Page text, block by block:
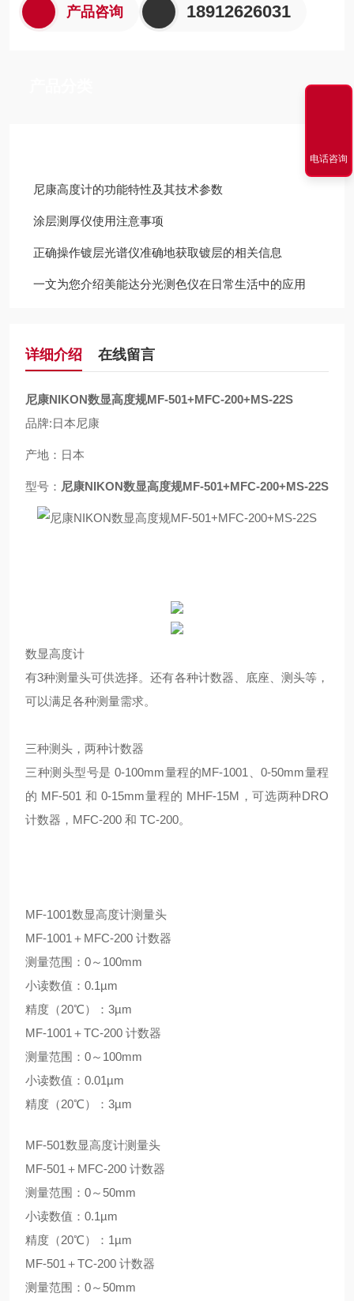
产品咨询 18912626031
尼康高度计的功能特性及其技术参数
涂层测厚仪使用注意事项
正确操作镀层光谱仪准确地获取镀层的相关信息
一文为您介绍美能达分光测色仪在日常生活中的应用
详细介绍 在线留言
尼康NIKON数显高度规MF-501+MFC-200+MS-22S
品牌:日本尼康
产地：日本
型号： 尼康NIKON数显高度规MF-501+MFC-200+MS-22S
数显高度计
有3种测量头可供选择。还有各种计数器、底座、测头等，
可以满足各种测量需求。
三种测头，两种计数器
三种测头型号是 0-100mm量程的MF-1001、0-50mm量程
的 MF-501 和 0-15mm量程的 MHF-15M，可选两种DRO
计数器，MFC-200 和 TC-200。
MF-1001数显高度计测量头
MF-1001＋MFC-200 计数器
测量范围：0～100mm
小读数值：0.1µm
精度（20℃）：3µm
MF-1001＋TC-200 计数器
测量范围：0～100mm
小读数值：0.01µm
精度（20℃）：3µm
MF-501数显高度计测量头
MF-501＋MFC-200 计数器
测量范围：0～50mm
小读数值：0.1µm
精度（20℃）：1µm
MF-501＋TC-200 计数器
测量范围：0～50mm
电话咨询